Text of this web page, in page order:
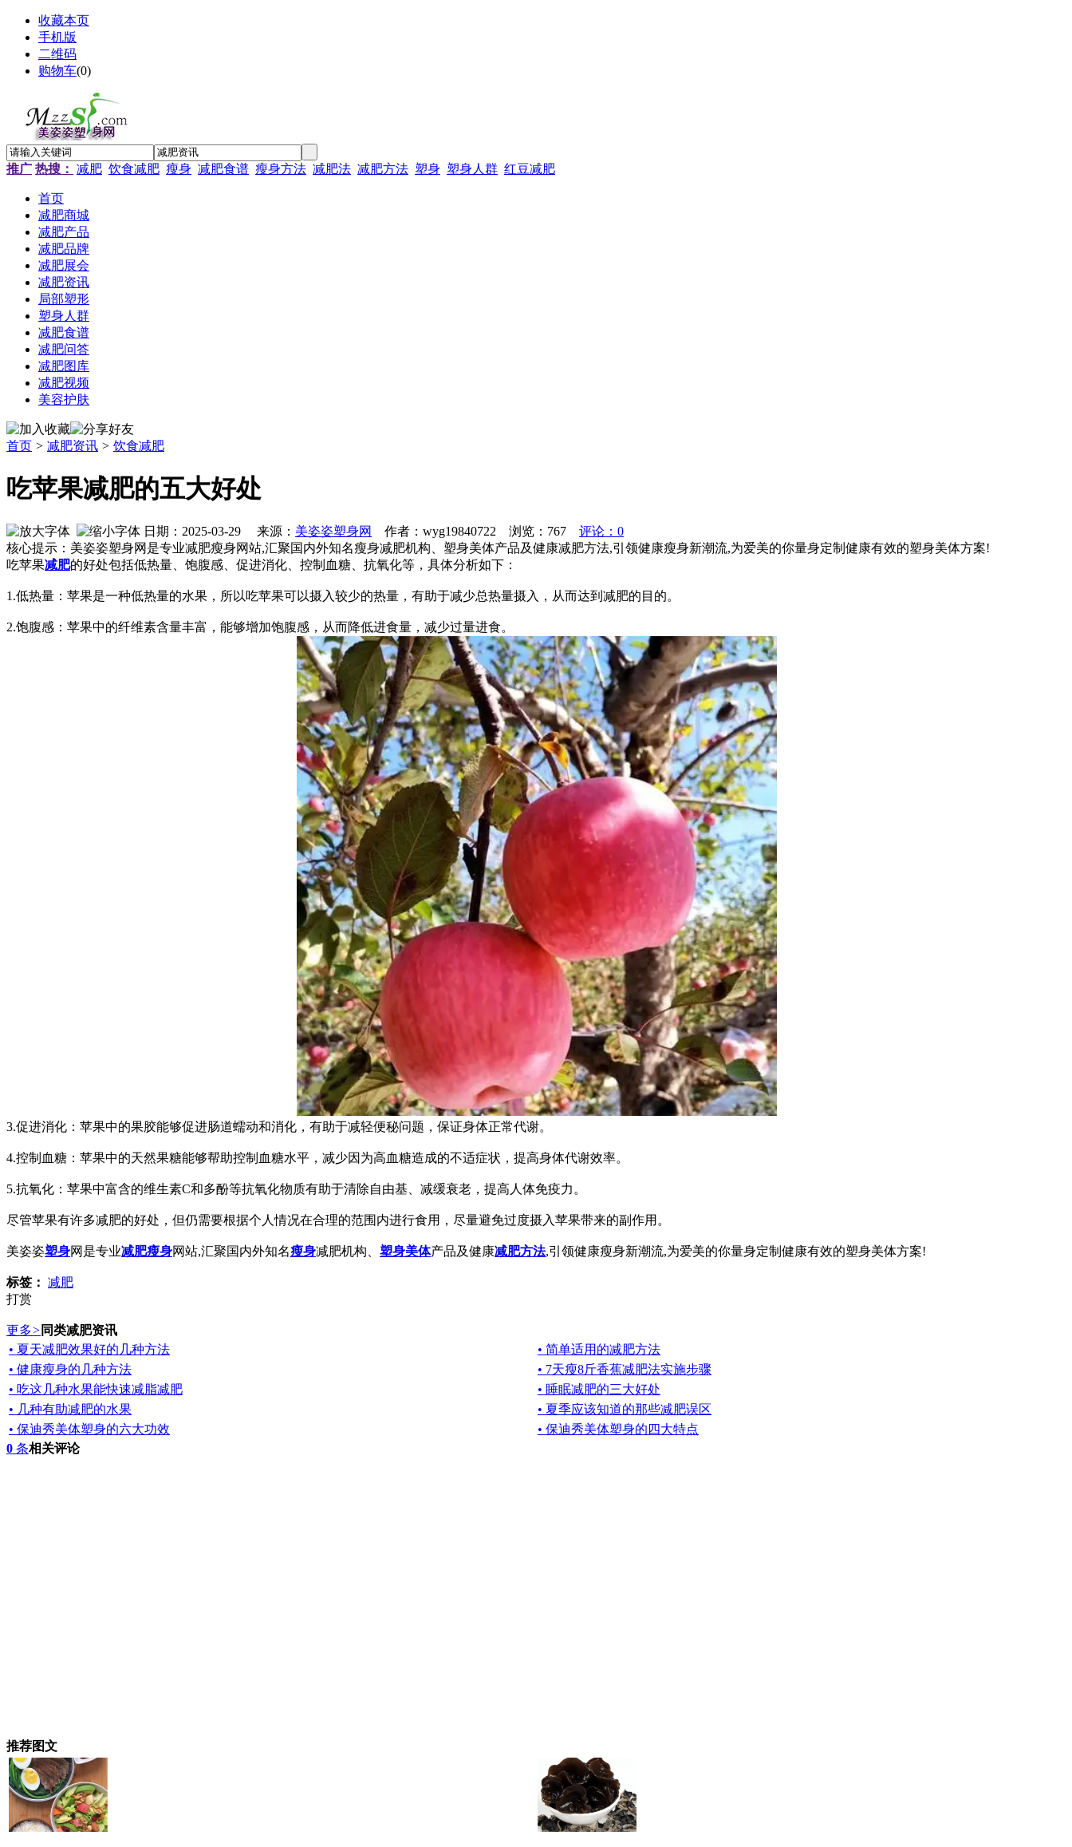
收藏本页
手机版
二维码
购物车(0)
推广 热搜： 减肥 饮食减肥 瘦身 减肥食谱 瘦身方法 减肥法 减肥方法 塑身 塑身人群 红豆减肥
首页
减肥商城
减肥产品
减肥品牌
减肥展会
减肥资讯
局部塑形
塑身人群
减肥食谱
减肥问答
减肥图库
减肥视频
美容护肤
首页 > 减肥资讯 > 饮食减肥
吃苹果减肥的五大好处
日期：2025-03-29 来源： 美姿姿塑身网 作者：wyg19840722 浏览： 767
评论：0
核心提示：美姿姿塑身网是专业减肥瘦身网站,汇聚国内外知名瘦身减肥机构、塑身美体产品及健康减肥方法,引领健康瘦身新潮流,为爱美的你量身定制健康有效的塑身美体方案!
吃苹果减肥的好处包括低热量、饱腹感、促进消化、控制血糖、抗氧化等，具体分析如下：
1.低热量：苹果是一种低热量的水果，所以吃苹果可以摄入较少的热量，有助于减少总热量摄入，从而达到减肥的目的。
2.饱腹感：苹果中的纤维素含量丰富，能够增加饱腹感，从而降低进食量，减少过量进食。
3.促进消化：苹果中的果胶能够促进肠道蠕动和消化，有助于减轻便秘问题，保证身体正常代谢。
4.控制血糖：苹果中的天然果糖能够帮助控制血糖水平，减少因为高血糖造成的不适症状，提高身体代谢效率。
5.抗氧化：苹果中富含的维生素C和多酚等抗氧化物质有助于清除自由基、减缓衰老，提高人体免疫力。
尽管苹果有许多减肥的好处，但仍需要根据个人情况在合理的范围内进行食用，尽量避免过度摄入苹果带来的副作用。
美姿姿塑身网是专业减肥瘦身网站,汇聚国内外知名瘦身减肥机构、 塑身美体产品及健康减肥方法,引领健康瘦身新潮流,为爱美的你量身定制健康有效的塑身美体方案!
标签： 减肥
打赏
更多> 同类减肥资讯
• 夏天减肥效果好的几种方法
• 简单适用的减肥方法
• 健康瘦身的几种方法
• 7天瘦8斤香蕉减肥法实施步骤
• 吃这几种水果能快速减脂减肥
• 睡眠减肥的三大好处
• 几种有助减肥的水果
• 夏季应该知道的那些减肥误区
• 保迪秀美体塑身的六大功效
• 保迪秀美体塑身的四大特点
0 条相关评论
推荐图文